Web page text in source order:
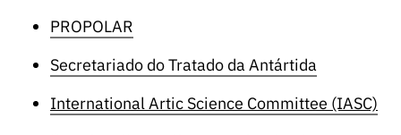
PROPOLAR
Secretariado do Tratado da Antártida
International Artic Science Committee (IASC)